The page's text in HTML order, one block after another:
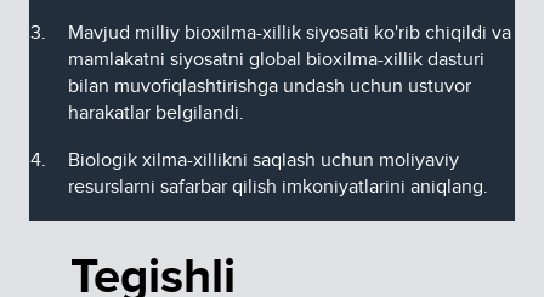
Mavjud milliy bioxilma-xillik siyosati ko'rib chiqildi va
mamlakatni siyosatni global bioxilma-xillik dasturi
bilan muvofiqlashtirishga undash uchun ustuvor
harakatlar belgilandi.
Biologik xilma-xillikni saqlash uchun moliyaviy
resurslarni safarbar qilish imkoniyatlarini aniqlang.
Tegishli